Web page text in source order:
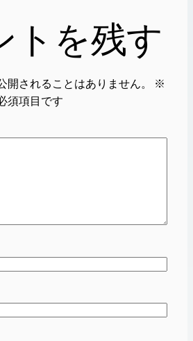
トを残す
開されることはありません。
※
須項目です